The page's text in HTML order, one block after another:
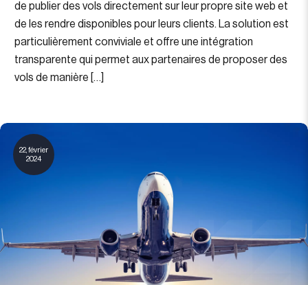
de publier des vols directement sur leur propre site web et
de les rendre disponibles pour leurs clients. La solution est
particulièrement conviviale et offre une intégration
transparente qui permet aux partenaires de proposer des
vols de manière […]
22, février
2024